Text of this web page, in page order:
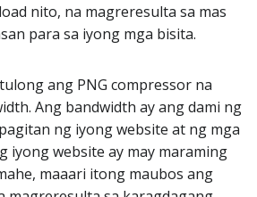
nito, na magreresulta sa mas
para sa iyong mga bisita.
ang PNG compressor na
Ang bandwidth ay ang dami ng
ng iyong website at ng mga
iyong website ay may maraming
maaari itong maubos ang